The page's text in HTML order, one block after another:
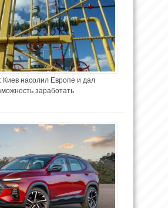
Киев насолил Европе и дал
заработать